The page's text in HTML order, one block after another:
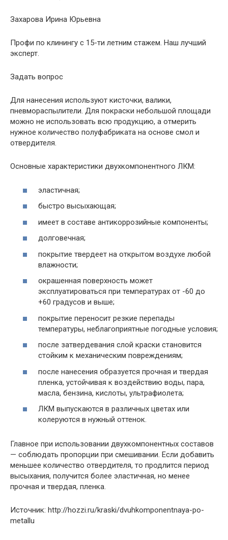
Захарова Ирина Юрьевна
Профи по клинингу с 15-ти летним стажем. Наш лучший
эксперт.
Задать вопрос
Для нанесения используют кисточки, валики,
пневмораспылители. Для покраски небольшой площади
можно не использовать всю продукцию, а отмерить
нужное количество полуфабриката на основе смол и
отвердителя.
Основные характеристики двухкомпонентного ЛКМ:
эластичная;
быстро высыхающая;
имеет в составе антикоррозийные компоненты;
долговечная;
покрытие твердеет на открытом воздухе любой
влажности;
окрашенная поверхность может
эксплуатироваться при температурах от -60 до
+60 градусов и выше;
покрытие переносит резкие перепады
температуры, неблагоприятные погодные условия;
после затвердевания слой краски становится
стойким к механическим повреждениям;
после нанесения образуется прочная и твердая
пленка, устойчивая к воздействию воды, пара,
масла, бензина, кислоты, ультрафиолета;
ЛКМ выпускаются в различных цветах или
колеруются в нужный оттенок.
Главное при использовании двухкомпонентных составов
— соблюдать пропорции при смешивании. Если добавить
меньшее количество отвердителя, то продлится период
высыхания, получится более эластичная, но менее
прочная и твердая, пленка.
Источник: http://hozzi.ru/kraski/dvuhkomponentnaya-po-
metallu